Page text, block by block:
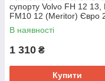
супорту Volvo FH 12 13,
FM10 12 (Meritor) Євро
В наявності
1 310 ₴
Купити